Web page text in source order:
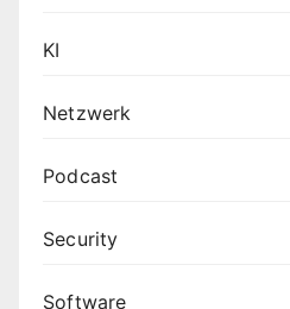
KI
Netzwerk
Podcast
Security
Software